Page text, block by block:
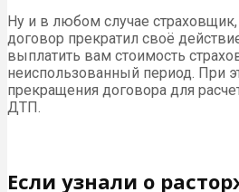
Ну и в любом случае страховщик,
договор прекратил своё
выплатить вам стоимость
неиспользованный период. При
прекращения договора для
ДТП.
Если узнали о